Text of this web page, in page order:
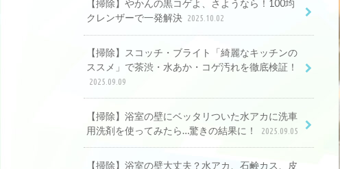
【掃除】やかんの黒コゲよ、さようなら！100均
クレンザーで一発解決 2025.10.02
【掃除】スコッチ・ブライト「綺麗なキッチンの
ススメ」で茶渋・水あか・コゲ汚れを徹底検証！
2025.09.09
【掃除】浴室の壁にベッタリついた水アカに洗車
用洗剤を使ってみたら…驚きの結果に！
2025.09.05
【掃除】浴室の壁大丈夫？水アカ、石鹸カス、皮